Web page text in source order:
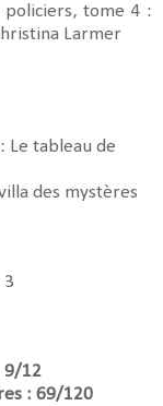
policiers, tome 4 :
Larmer
Le tableau de
des mystères
3
9/12
: 69/120